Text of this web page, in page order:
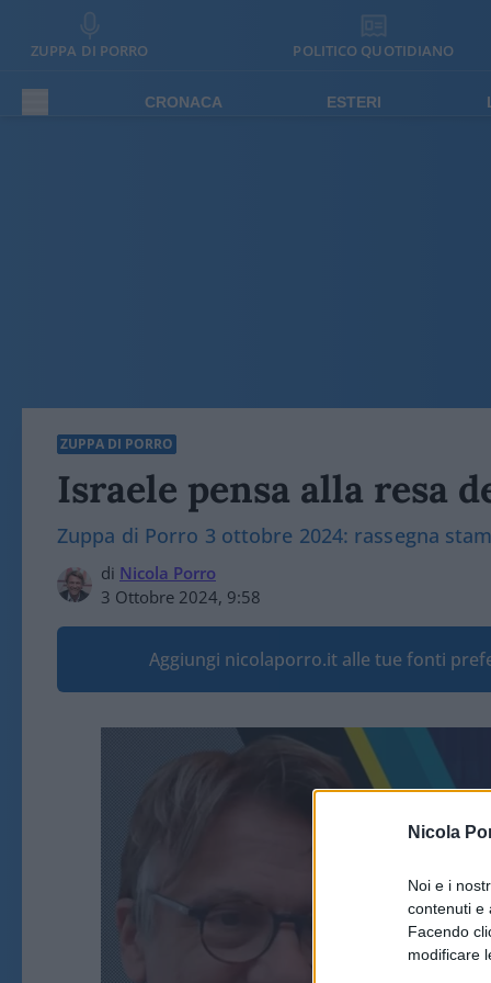
Nicola
Noi e i
contenuti e
Facendo
modificare
ZUPPA DI PORRO POLITICO QUOTIDIANO
CRONACA ESTERI
ZUPPA DI PORRO
Israele pensa alla resa
Zuppa di Porro 3 ottobre 2024: rassegna
di Nicola Porro
3 Ottobre 2024, 9:58
Aggiungi nicolaporro.it alle tue fonti